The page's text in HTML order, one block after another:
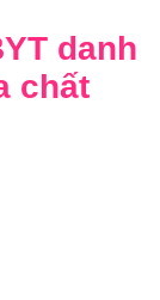
danh
chất